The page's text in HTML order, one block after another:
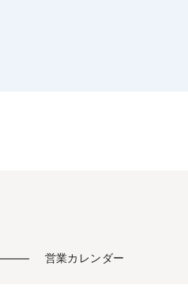
営業カレンダー